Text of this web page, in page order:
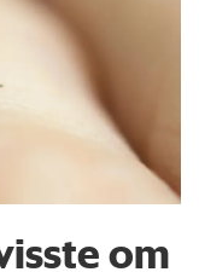
om